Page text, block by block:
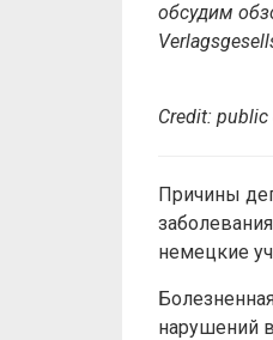
обсудим
Credit:
Причины
немецкие
нарушений